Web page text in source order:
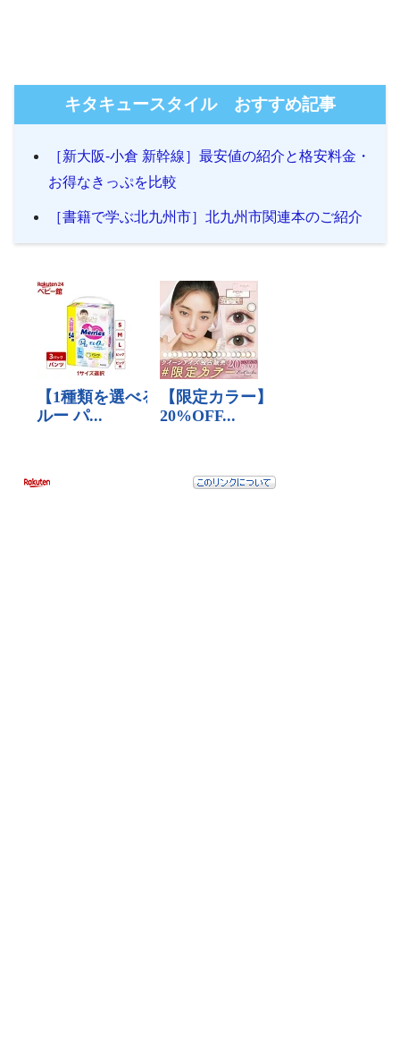
キタキュースタイル おすすめ記事
［新大阪-小倉 新幹線］最安値の紹介と格安料金・
お得なきっぷを比較
［書籍で学ぶ北九州市］北九州市関連本のご紹介